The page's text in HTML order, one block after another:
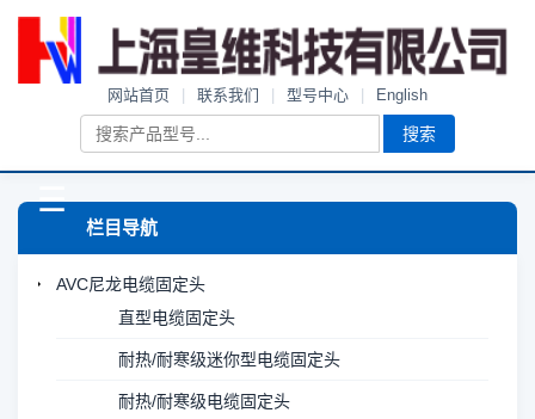
网站首页 联系我们 型号中心 English
搜索
☰
栏目导航
AVC尼龙电缆固定头
直型电缆固定头
耐热/耐寒级迷你型电缆固定头
耐热/耐寒级电缆固定头